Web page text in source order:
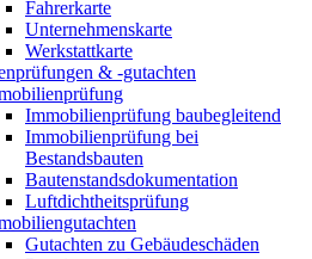
Fahrerkarte
Unternehmenskarte
Werkstattkarte
& -gutachten
Immobilienprüfung baubegleitend
Immobilienprüfung bei
Bestandsbauten
Bautenstandsdokumentation
Luftdichtheitsprüfung
Gutachten zu Gebäudeschäden